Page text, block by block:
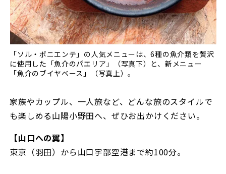
「ソル・ポニエンテ」の人気メニューは、6種の魚介類を贅沢
に使用した「魚介のパエリア」（写真下）と、新メニュー
「魚介のブイヤベース」（写真上）。
家族やカップル、一人旅など、どんな旅のスタイルで
も楽しめる山陽小野田へ、ぜひお出かけください。
【山口への翼】
東京（羽田）から山口宇部空港まで約100分。